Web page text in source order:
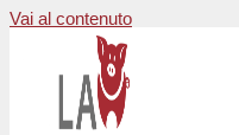
Vai al contenuto